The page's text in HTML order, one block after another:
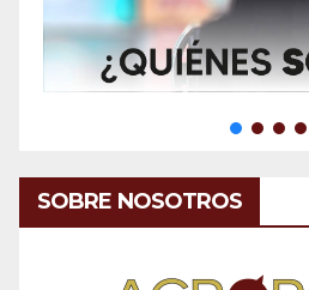
SOBRE NOSOTROS